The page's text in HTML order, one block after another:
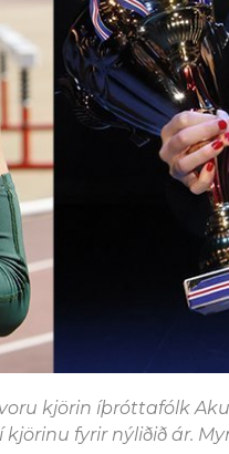
kjörin íþróttafólk
fyrir nýliðið ár.